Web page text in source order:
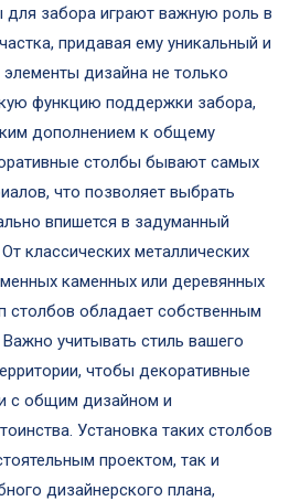
забора играют важную роль в
придавая ему уникальный и
дизайна не только
функцию поддержки забора,
дополнением к общему
столбы бывают самых
что позволяет выбрать
впишется в задуманный
классических металлических
каменных или деревянных
обладает собственным
учитывать стиль вашего
чтобы декоративные
с общим дизайном и
Установка таких столбов
проектом, так и
дизайнерского плана,